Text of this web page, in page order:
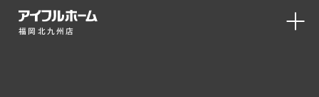
福岡北九州店